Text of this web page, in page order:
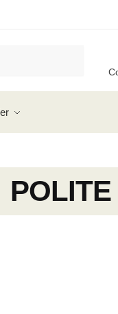
POLITE